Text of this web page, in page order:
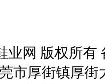
业网 版权所有
市厚街镇厚